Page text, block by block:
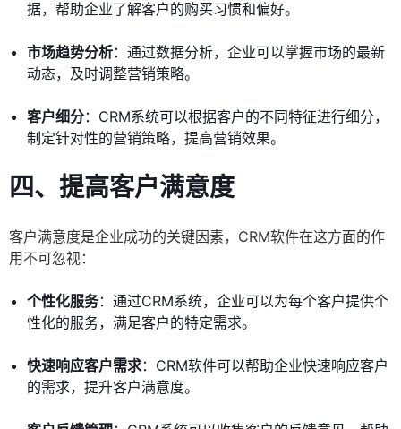
据，帮助企业了解客户的购买习惯和偏好。
市场趋势分析：通过数据分析，企业可以掌握市场的最新
动态，及时调整营销策略。
客户细分：CRM系统可以根据客户的不同特征进行细分，
制定针对性的营销策略，提高营销效果。
四、提高客户满意度
客户满意度是企业成功的关键因素，CRM软件在这方面的作
用不可忽视：
个性化服务：通过CRM系统，企业可以为每个客户提供个
性化的服务，满足客户的特定需求。
快速响应客户需求：CRM软件可以帮助企业快速响应客户
的需求，提升客户满意度。